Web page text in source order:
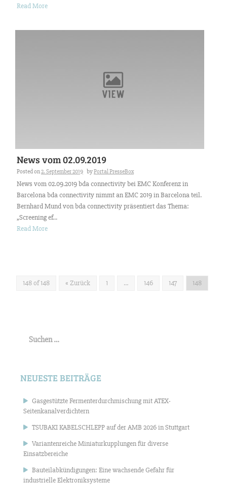
Read More
News vom 02.09.2019
Posted on2. September 2019 byPortal PresseBox
News vom 02.09.2019 bda connectivity bei EMC Konferenz in
Barcelona bda connectivity nimmt an EMC 2019 in Barcelona teil.
Bernhard Mund von bda connectivity präsentiert das Thema:
„Screening ef...
Read More
148 of 148 « Zurück 1 … 146 147 148
nach:
NEUESTE BEITRÄGE
Gasgestützte Fermenterdurchmischung mit ATEX-
Seitenkanalverdichtern
TSUBAKI KABELSCHLEPP auf der AMB 2026 in Stuttgart
Variantenreiche Miniaturkupplungen für diverse
Einsatzbereiche
Bauteilabkündigungen: Eine wachsende Gefahr für
industrielle Elektroniksysteme